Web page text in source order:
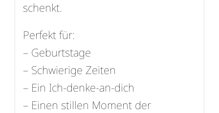
schenkt.
Perfekt für:
– Geburtstage
– Schwierige Zeiten
– Ein Ich-denke-an-dich
– Einen stillen Moment der